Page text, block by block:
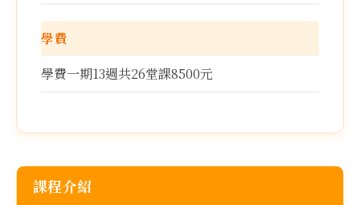
學費
學費一期13週共26堂課8500元
課程介紹